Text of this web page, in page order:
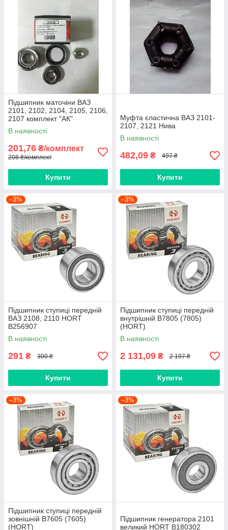
Підшипник маточіни ВАЗ
2101, 2102, 2104, 2105, 2106,
2107 комплект "АК"
В наявності
201,76 ₴/комплект
208 ₴/комплект
Купити
Муфта єластична ВАЗ 2101-
2107, 2121 Нива
В наявності
482,09 ₴ 497 ₴
Купити
–3%
Підшипник ступиці передній
ВАЗ 2108, 2110 HORT
B256907
В наявності
291 ₴ 300 ₴
Купити
–3%
Підшипник ступиці передній
внутрішній B7805 (7805)
(HORT)
В наявності
2 131,09 ₴ 2 197 ₴
Купити
–3%
Підшипник ступиці передній
зовнішній B7605 (7605)
(HORT)
–3%
Підшипник генератора 2101
великий HORT B180302